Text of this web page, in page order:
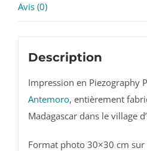
cadre
50x50
cm
Avis (0)
Description
Impression en Piezography
Antemoro, entièrement
Madagascar dans le village
Format photo 30×30 cm